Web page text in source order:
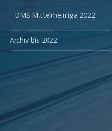
DMS Mittelrheinliga 2022
Archiv bis 2022